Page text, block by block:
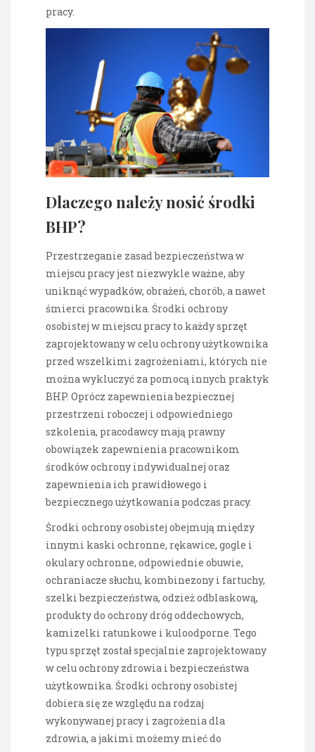
pracy.
Dlaczego należy nosić środki
BHP?
Przestrzeganie zasad bezpieczeństwa w
miejscu pracy jest niezwykle ważne, aby
uniknąć wypadków, obrażeń, chorób, a nawet
śmierci pracownika. Środki ochrony
osobistej w miejscu pracy to każdy sprzęt
zaprojektowany w celu ochrony użytkownika
przed wszelkimi zagrożeniami, których nie
można wykluczyć za pomocą innych praktyk
BHP. Oprócz zapewnienia bezpiecznej
przestrzeni roboczej i odpowiedniego
szkolenia, pracodawcy mają prawny
obowiązek zapewnienia pracownikom
środków ochrony indywidualnej oraz
zapewnienia ich prawidłowego i
bezpiecznego użytkowania podczas pracy.
Środki ochrony osobistej obejmują między
innymi kaski ochronne, rękawice, gogle i
okulary ochronne, odpowiednie obuwie,
ochraniacze słuchu, kombinezony i fartuchy,
szelki bezpieczeństwa, odzież odblaskową,
produkty do ochrony dróg oddechowych,
kamizelki ratunkowe i kuloodporne. Tego
typu sprzęt został specjalnie zaprojektowany
w celu ochrony zdrowia i bezpieczeństwa
użytkownika. Środki ochrony osobistej
dobiera się ze względu na rodzaj
wykonywanej pracy i zagrożenia dla
zdrowia, a jakimi możemy mieć do